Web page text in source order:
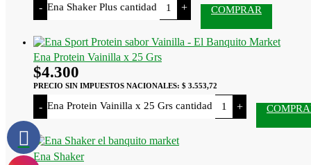
- Ena Shaker Plus cantidad + COMPRAR
Ena Protein Vainilla x 25 Grs
$4.300
PRECIO SIN IMPUESTOS NACIONALES: $ 3.553,72
- Ena Protein Vainilla x 25 Grs cantidad +
Ena Shaker